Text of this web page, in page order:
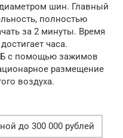
шин. Главный
полностью
за 2 минуты. Время
часа.
с помощью зажимов
размещение
воздуха.
до 300 000 рублей